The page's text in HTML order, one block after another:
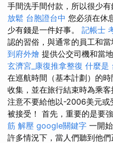
手間洗手間付款，所以很少有
放鬆 台胞證台中 您必須在休
少有錢是一件好事。 記帳士
認的習俗，與通常的員工和當
到府外燴 提供公交司機和當
玄濟宮_康復推拿整復 什麼是
在巡航時間（基本計劃）的
收集，並在旅行結束時為乘客
注意不要給他以-2006美元或
被接受！ 首先，重要的是要
筋 解壓 google關鍵字 一開
許多情況下，當人們聽到他